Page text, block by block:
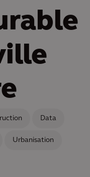
Data
Urbanisation